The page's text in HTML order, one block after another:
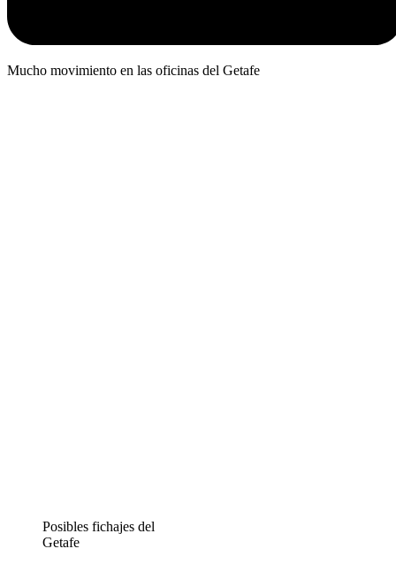
Mucho movimiento en las oficinas del Getafe
Posibles fichajes del
Getafe